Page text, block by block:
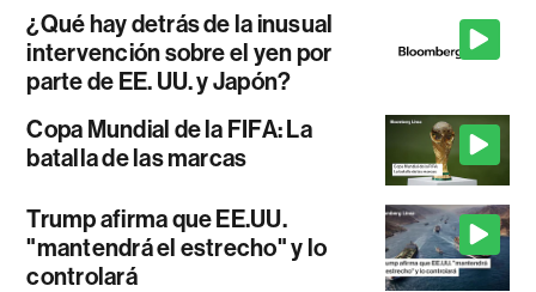
¿Qué hay detrás de la inusual
intervención sobre el yen por
parte de EE. UU. y Japón?
Copa Mundial de la FIFA: La
batalla de las marcas
Trump afirma que EE.UU.
"mantendrá el estrecho" y lo
controlará